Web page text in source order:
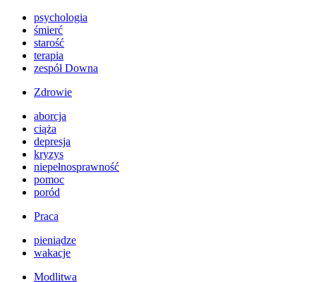
psychologia
śmierć
starość
terapia
zespół Downa
Zdrowie
aborcja
ciąża
depresja
kryzys
niepełnosprawność
pomoc
poród
Praca
pieniądze
wakacje
Modlitwa